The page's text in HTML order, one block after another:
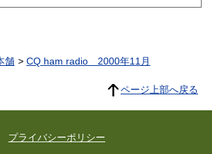
舗 CQ ham radio 2000年11月
ページ上部へ戻る
プライバシーポリシー